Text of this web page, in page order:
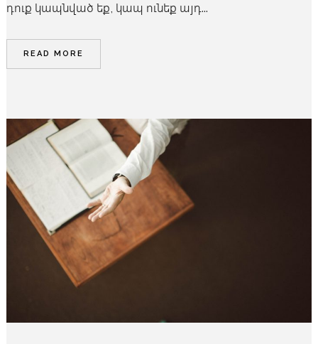
դուք կապնված եք, կապ ունեք այդ...
READ MORE